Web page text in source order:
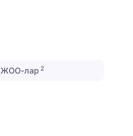
ЖОО-лар 2